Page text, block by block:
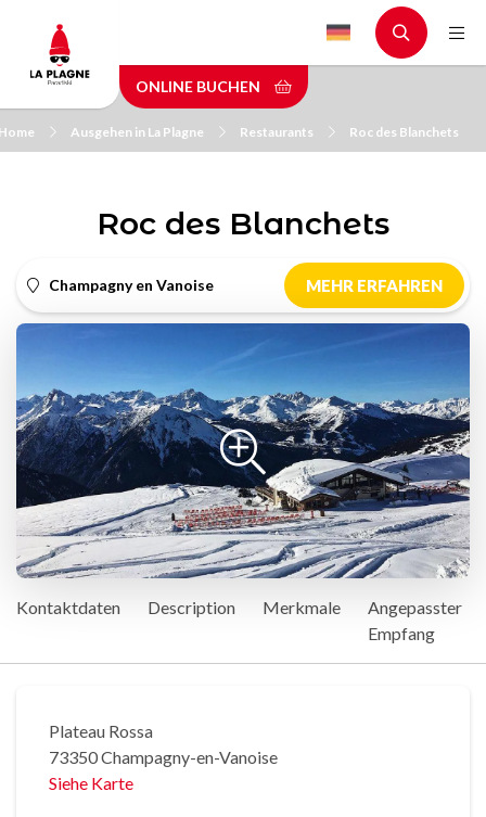
main
content
ONLINE BUCHEN
Ausgehen in La Plagne Restaurants Roc des Blanchets
Roc des Blanchets
Champagny en Vanoise MEHR ERFAHREN
Kontaktdaten Description Merkmale
Angepasster
Empfang
Plateau Rossa
73350 Champagny-en-Vanoise
Siehe Karte